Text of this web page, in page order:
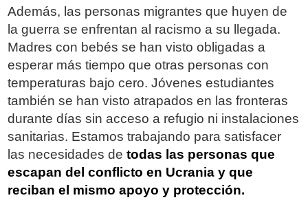
Además, las personas migrantes que huyen de
la guerra se enfrentan al racismo a su llegada.
Madres con bebés se han visto obligadas a
esperar más tiempo que otras personas con
temperaturas bajo cero. Jóvenes estudiantes
también se han visto atrapados en las fronteras
durante días sin acceso a refugio ni instalaciones
sanitarias. Estamos trabajando para satisfacer
las necesidades detodas las personas que
escapan del conflicto en Ucrania y que
reciban el mismo apoyo y protección.